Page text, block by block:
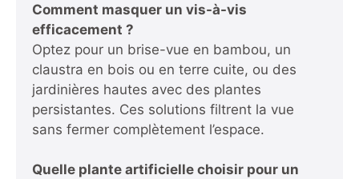
Comment masquer un vis-à-vis
efficacement ?
Optez pour un brise-vue en bambou, un
claustra en bois ou en terre cuite, ou des
jardinières hautes avec des plantes
persistantes. Ces solutions filtrent la vue
sans fermer complètement l’espace.
Quelle plante artificielle choisir pour un